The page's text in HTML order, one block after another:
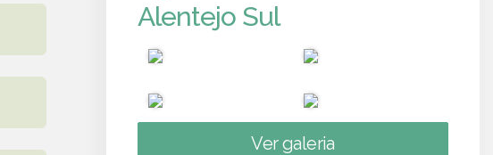
Alentejo Sul
Ver galeria